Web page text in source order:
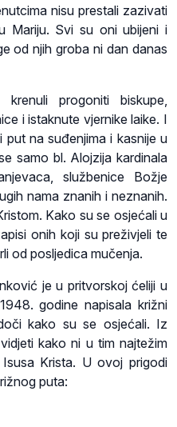
nisu prestali zazivati
Mariju. Svi su oni ubijeni i
od njih groba ni dan danas
progoniti biskupe,
i istaknute vjernike laike. I
na suđenjima i kasnije u
samo bl. Alojzija kardinala
službenice Božje
nama znanih i neznanih.
Kako su se osjećali u
onih koji su preživjeli te
od posljedica mučenja.
je u pritvorskoj ćeliji u
godine napisala križni
kako su se osjećali. Iz
kako ni u tim najtežim
Krista. U ovoj prigodi
puta: